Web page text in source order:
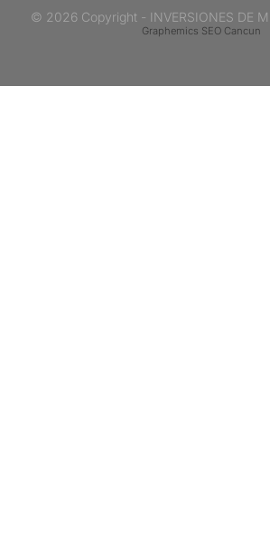
© 2026 Copyright - INVERSIONES DE
Graphemics SEO Cancun